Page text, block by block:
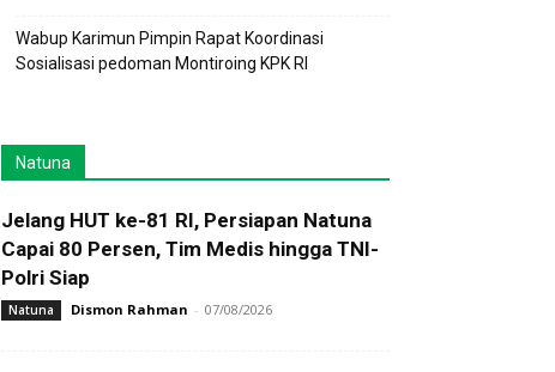
Wabup Karimun Pimpin Rapat Koordinasi
Sosialisasi pedoman Montiroing KPK RI
Natuna
Jelang HUT ke-81 RI, Persiapan Natuna
Capai 80 Persen, Tim Medis hingga TNI-
Polri Siap
Natuna Dismon Rahman - 07/08/2026